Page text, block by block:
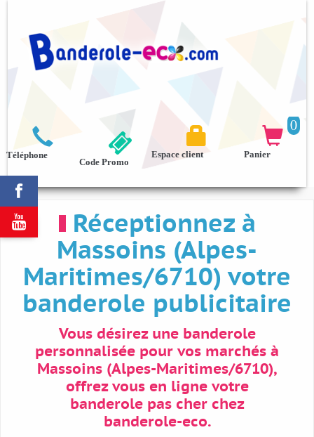



Téléphone
0

Panier

Espace client
Code Promo
Réceptionnez à
Massoins (Alpes-
Maritimes/6710) votre
banderole publicitaire
Vous désirez une banderole
personnalisée pour vos marchés à
Massoins (Alpes-Maritimes/6710),
offrez vous en ligne votre
banderole pas cher chez
banderole-eco.